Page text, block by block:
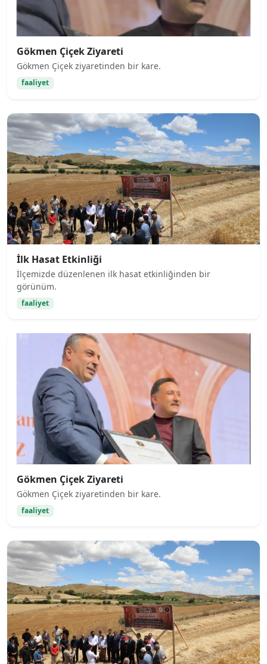
Gökmen Çiçek Ziyareti
Gökmen Çiçek ziyaretinden bir kare.
faaliyet
İlk Hasat Etkinliği
İlçemizde düzenlenen ilk hasat etkinliğinden bir
görünüm.
faaliyet
Gökmen Çiçek Ziyareti
Gökmen Çiçek ziyaretinden bir kare.
faaliyet